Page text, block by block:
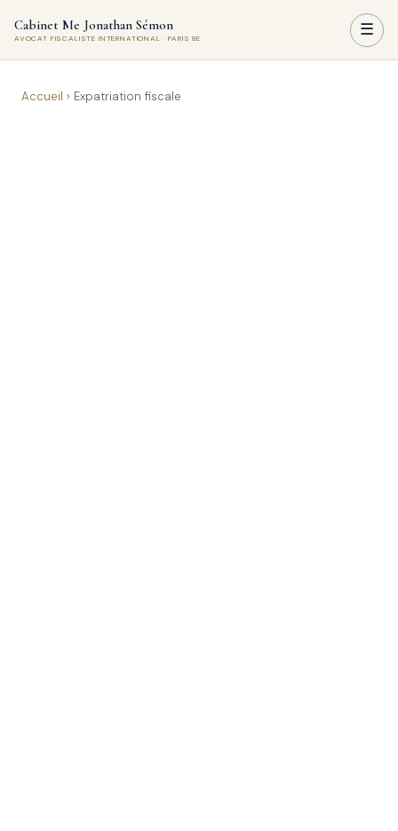
Cabinet Me Jonathan Sémon
AVOCAT FISCALISTE INTERNATIONAL · PARIS 8E ☰
Accueil › Expatriation fiscale